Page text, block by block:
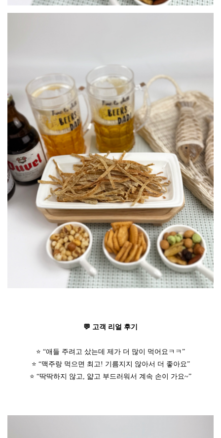
💬 고객 리얼 후기
⭐ “애들 주려고 샀는데 제가 더 많이 먹어요ㅋㅋ”
⭐ “맥주랑 먹으면 최고! 기름지지 않아서 더 좋아요”
⭐ “딱딱하지 않고, 얇고 부드러워서 계속 손이 가요~”